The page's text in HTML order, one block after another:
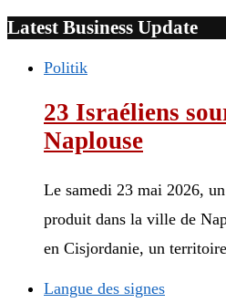
Latest Business Update
Politik
23 Israéliens
Naplouse
Le samedi 23 mai 2026,
produit dans la ville de
en Cisjordanie, un
Langue des signes